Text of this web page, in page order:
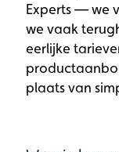
Experts — we
we vaak
eerlijke
plaats van